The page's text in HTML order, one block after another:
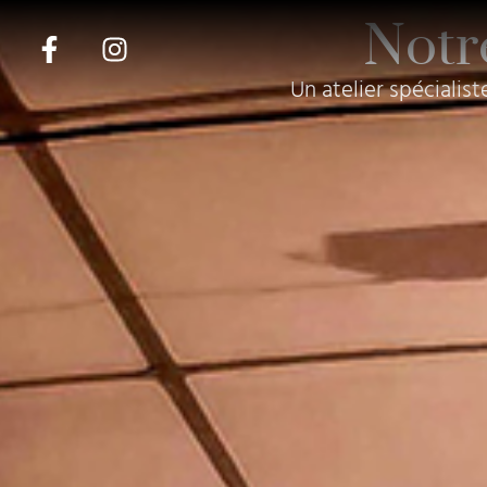
Un atelier